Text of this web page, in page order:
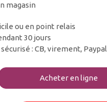
magasin
ou en point relais
30 jours
: CB, virement, Paypal
Acheter en ligne